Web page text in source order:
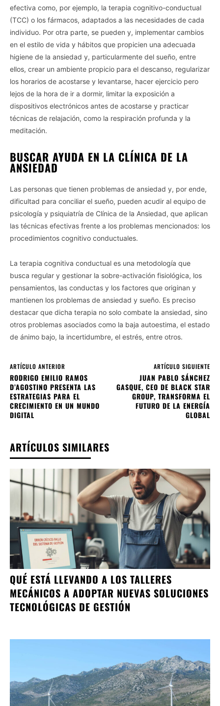
efectiva como, por ejemplo, la terapia cognitivo-conductual
(TCC) o los fármacos, adaptados a las necesidades de cada
individuo. Por otra parte, se pueden y, implementar cambios
en el estilo de vida y hábitos que propicien una adecuada
higiene de la ansiedad y, particularmente del sueño, entre
ellos, crear un ambiente propicio para el descanso, regularizar
los horarios de acostarse y levantarse, hacer ejercicio pero
lejos de la hora de ir a dormir, limitar la exposición a
dispositivos electrónicos antes de acostarse y practicar
técnicas de relajación, como la respiración profunda y la
meditación.
BUSCAR AYUDA EN LA CLÍNICA DE LA
ANSIEDAD
Las personas que tienen problemas de ansiedad y, por ende,
dificultad para conciliar el sueño, pueden acudir al equipo de
psicología y psiquiatría de Clínica de la Ansiedad, que aplican
las técnicas efectivas frente a los problemas mencionados: los
procedimientos cognitivo conductuales.
La terapia cognitiva conductual es una metodología que
busca regular y gestionar la sobre-activación fisiológica, los
pensamientos, las conductas y los factores que originan y
mantienen los problemas de ansiedad y sueño. Es preciso
destacar que dicha terapia no solo combate la ansiedad, sino
otros problemas asociados como la baja autoestima, el estado
de ánimo bajo, la incertidumbre, el estrés, entre otros.
ARTÍCULO ANTERIOR
RODRIGO EMILIO RAMOS
D’AGOSTINO PRESENTA LAS
ESTRATEGIAS PARA EL
CRECIMIENTO EN UN MUNDO
DIGITAL
ARTÍCULO SIGUIENTE
JUAN PABLO SÁNCHEZ
GASQUE, CEO DE BLACK STAR
GROUP, TRANSFORMA EL
FUTURO DE LA ENERGÍA
GLOBAL
ARTÍCULOS SIMILARES
QUÉ ESTÁ LLEVANDO A LOS TALLERES
MECÁNICOS A ADOPTAR NUEVAS SOLUCIONES
TECNOLÓGICAS DE GESTIÓN